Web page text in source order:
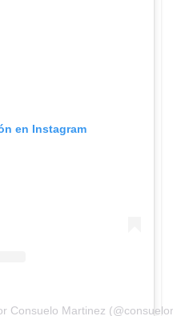
en Instagram
Consuelo Martinez